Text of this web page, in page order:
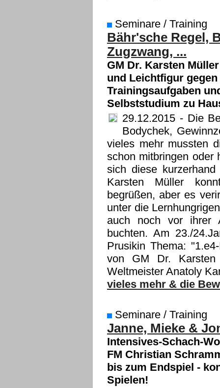
Seminare / Training
Bähr'sche Regel,
Zugzwang, ...
GM Dr. Karsten
und Leichtfigur
Trainingsaufgaben
Selbststudium zu
29.12.2015 - Die
Bodychek,
vieles mehr mussten
schon mitbringen oder
sich diese
Karsten Müller
begrüßen, aber es
unter die
auch noch vor ihrer
buchten. Am 23./
Prusikin Thema:
von GM Dr.
Weltmeister Anatoly
vieles mehr & die
Seminare / Training
Janne, Mieke &
Intensives-Schach-
FM Christian
bis zum Endspiel -
Spielen!